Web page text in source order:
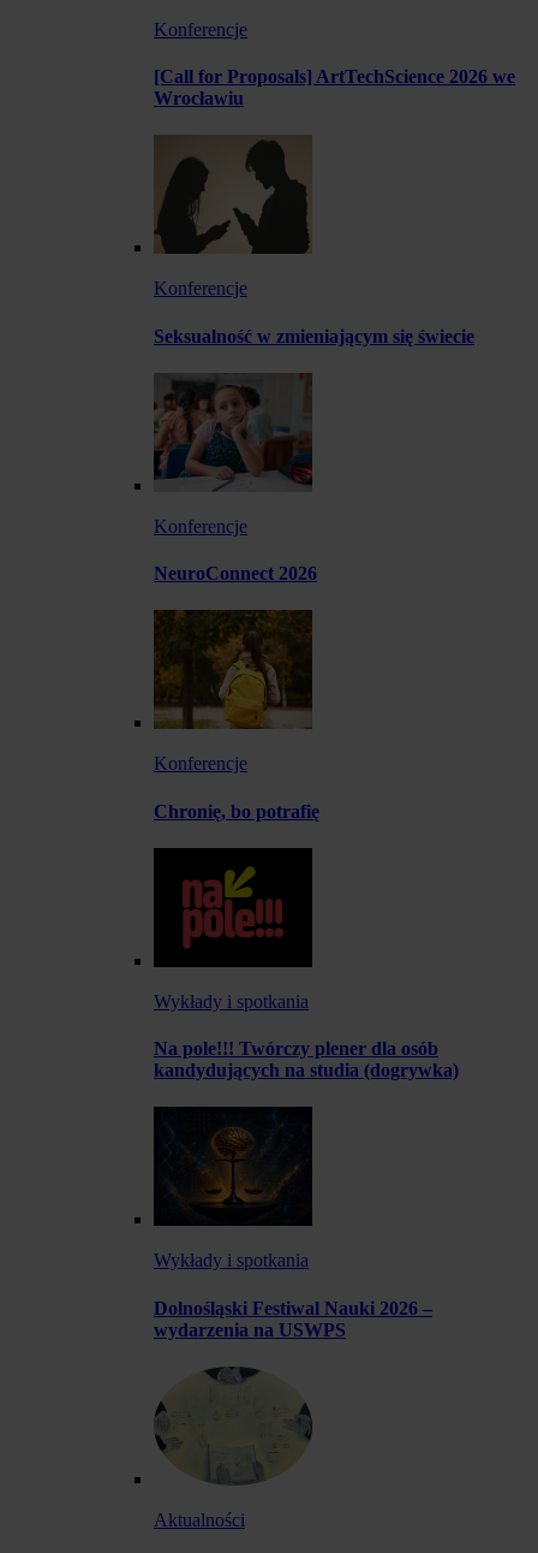
Konferencje
[Call for Proposals] ArtTechScience 2026 we
Wrocławiu
Konferencje
Seksualność w zmieniającym się świecie
Konferencje
NeuroConnect 2026
Konferencje
Chronię, bo potrafię
Wykłady i spotkania
Na pole!!! Twórczy plener dla osób
kandydujących na studia (dogrywka)
Wykłady i spotkania
Dolnośląski Festiwal Nauki 2026 –
wydarzenia na USWPS
Aktualności